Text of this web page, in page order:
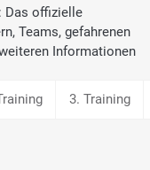
Das offizielle
Teams, gefahrenen
Informationen
3. Training